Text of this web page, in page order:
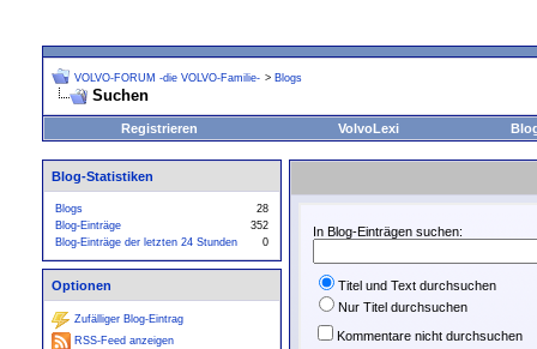
VOLVO-FORUM -die VOLVO-Familie- > Blogs
Suchen
Registrieren VolvoLexi
In Blog-Einträgen suchen:
Titel und Text durchsuchen
Nur Titel durchsuchen
Kommentare nicht durchsuchen
Blog-Statistiken
Blogs
28
Blog-Einträge
352
Blog-Einträge der letzten 24 Stunden
0
Optionen
Zufälliger Blog-Eintrag
RSS-Feed anzeigen